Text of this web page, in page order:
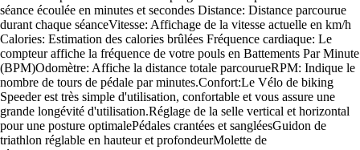
séance écoulée en minutes et secondes Distance: Distance parcourue
durant chaque séanceVitesse: Affichage de la vitesse actuelle en km/h
Calories: Estimation des calories brûlées Fréquence cardiaque: Le
compteur affiche la fréquence de votre pouls en Battements Par Minute
(BPM)Odomètre: Affiche la distance totale parcourueRPM: Indique le
nombre de tours de pédale par minutes.Confort:Le Vélo de biking
Speeder est très simple d'utilisation, confortable et vous assure une
grande longévité d'utilisation.Réglage de la selle vertical et horizontal
pour une posture optimalePédales crantées et sangléesGuidon de
triathlon réglable en hauteur et profondeurMolette de